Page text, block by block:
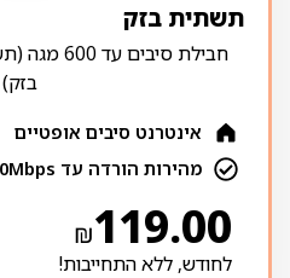
תשתית בזק
חבילת
בזק)
אינטרנט סיבים אופטיים
מהירות הורדה עד 600Mbps
₪119.00
לחודש, ללא התחייבות!